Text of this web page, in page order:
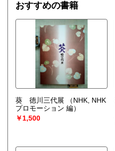
おすすめの書籍
葵 徳川三代展
（NHK, NHK
プロモーション 編）
￥1,500